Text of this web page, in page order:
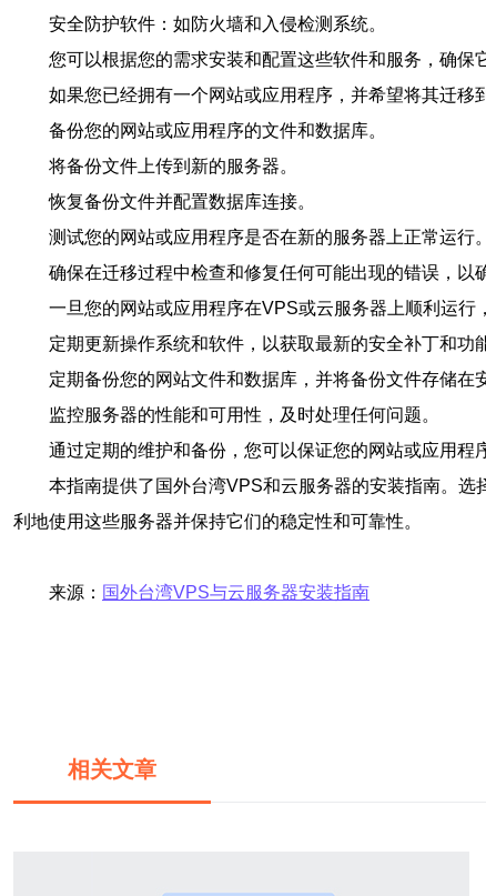
安全防护软件：如防火墙和入侵检测系统。
您可以根据您的需求安装和配置这些软件和服务，确保
如果您已经拥有一个网站或应用程序，并希望将其迁移
备份您的网站或应用程序的文件和数据库。
将备份文件上传到新的服务器。
恢复备份文件并配置数据库连接。
测试您的网站或应用程序是否在新的服务器上正常运行。
确保在迁移过程中检查和修复任何可能出现的错误，以
一旦您的网站或应用程序在VPS或云服务器上顺利运行
定期更新操作系统和软件，以获取最新的安全补丁和功
定期备份您的网站文件和数据库，并将备份文件存储在
监控服务器的性能和可用性，及时处理任何问题。
通过定期的维护和备份，您可以保证您的网站或应用程
本指南提供了国外台湾VPS和云服务器的安装指南。
利地使用这些服务器并保持它们的稳定性和可靠性。
来源： 国外台湾VPS与云服务器安装指南
相关文章